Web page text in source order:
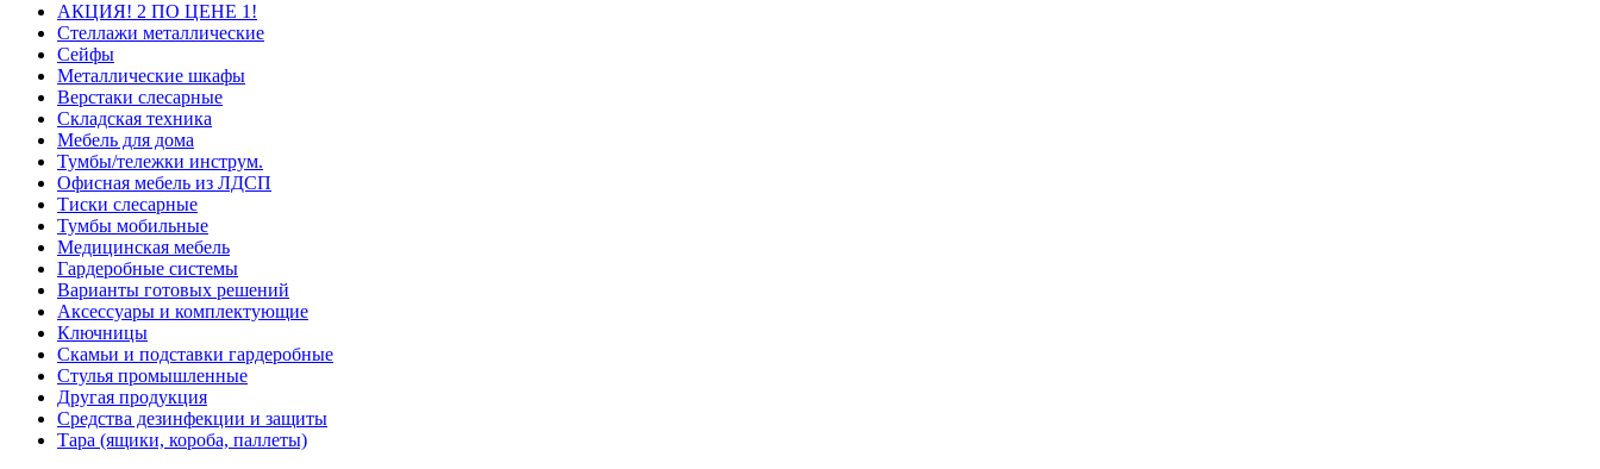
АКЦИЯ! 2 ПО ЦЕНЕ 1!
Стеллажи металлические
Сейфы
Металлические шкафы
Верстаки слесарные
Складская техника
Мебель для дома
Тумбы/тележки инструм.
Офисная мебель из ЛДСП
Тиски слесарные
Тумбы мобильные
Медицинская мебель
Гардеробные системы
Варианты готовых решений
Аксессуары и комплектующие
Ключницы
Скамьи и подставки гардеробные
Стулья промышленные
Другая продукция
Средства дезинфекции и защиты
Тара (ящики, короба, паллеты)